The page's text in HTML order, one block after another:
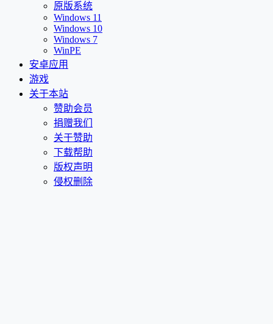
原版系统
Windows 11
Windows 10
Windows 7
WinPE
安卓应用
游戏
关于本站
赞助会员
捐赠我们
关于赞助
下载帮助
版权声明
侵权删除